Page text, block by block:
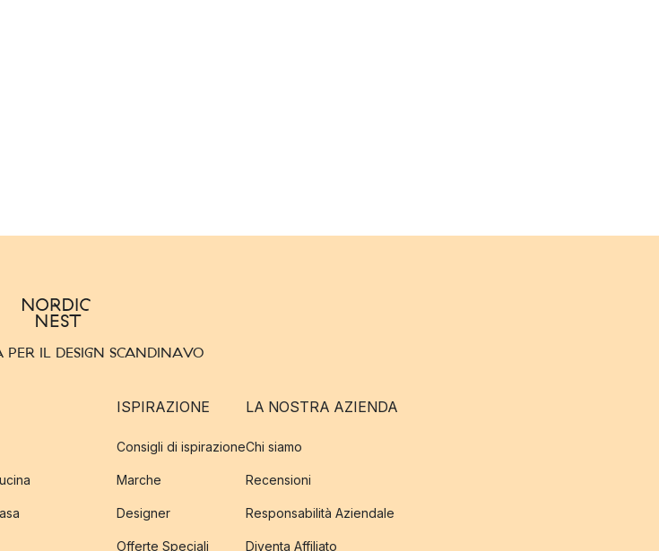
PER IL DESIGN SCANDINAVO
ISPIRAZIONE
Consigli di ispirazione
Marche
Designer
Offerte Speciali
LA NOSTRA AZIENDA
Chi siamo
Recensioni
Responsabilità Aziendale
Diventa Affiliato